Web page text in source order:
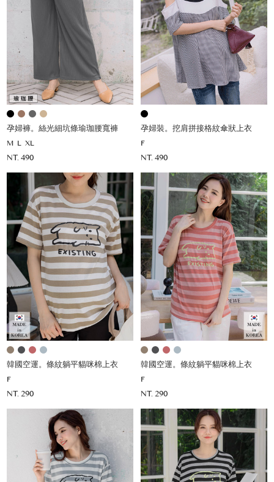
孕婦褲。絲光細坑條瑜珈腰寬褲
M L XL
NT. 490
孕婦裝。挖肩拼接格紋傘狀上衣
F
NT. 490
韓國空運。條紋躺平貓咪棉上衣
F
NT. 290
韓國空運。條紋躺平貓咪棉上衣
F
NT. 290